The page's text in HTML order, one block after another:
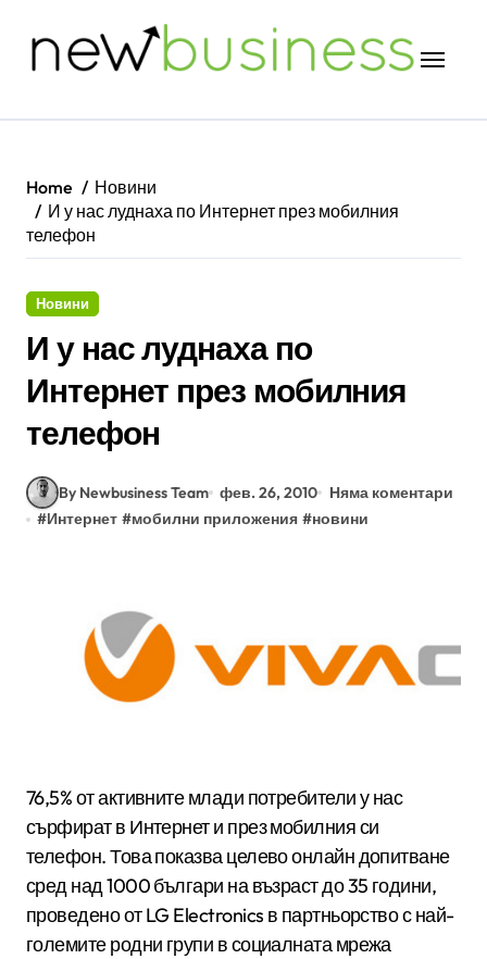
Home
Новини
И у нас луднаха по Интернет през мобилния
телефон
Новини
И у нас луднаха по
Интернет през мобилния
телефон
By Newbusiness Team фев. 26, 2010
Няма коментари
#Интернет #мобилни приложения #новини
76,5% от активните млади потребители у нас
сърфират в Интернет и през мобилния си
телефон. Това показва целево онлайн допитване
сред над 1000 българи на възраст до 35 години,
проведено от LG Electronics в партньорство с най-
големите родни групи в социалната мрежа